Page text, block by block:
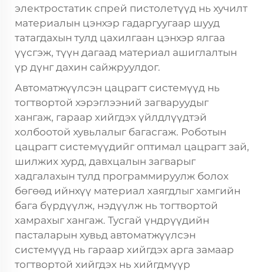
электростатик спрей пистолетүүд нь хучилт
материалын цэнхэр гадаргуугаар шууд
татагдахын тулд цахилгаан цэнхэр ялгаа
үүсгэж, түүн дагаад материал ашиглалтын
үр дүнг дахин сайжруулдог.
Автоматжүүлсэн цацрагт системүүд нь
тогтвортой хэрэглээний загваруудыг
хангаж, гараар хийгдэх үйлдлүүдтэй
холбоотой хувьлалыг багасгаж. Роботын
цацрагт системүүдийг оптимал цацрагт зай,
шилжих хурд, давхцалын загварыг
хадгалахын тулд программируулж болох
бөгөөд ийнхүү материал хаягдлыг хамгийн
бага бүрдүүлж, нэдүүлж нь тогтвортой
хамрахыг хангаж. Тусгай үндрүүдийн
пасталарын хувьд автоматжүүлсэн
системүүд нь гараар хийгдэх арга замаар
тогтвортой хийгдэх нь хийгдмүүр